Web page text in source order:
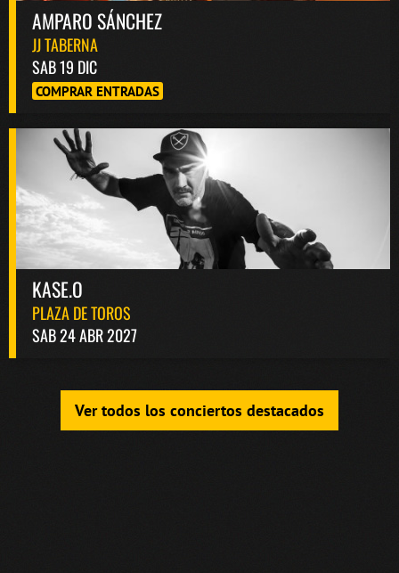
AMPARO SÁNCHEZ
JJ TABERNA
SAB 19 DIC
COMPRAR ENTRADAS
KASE.O
PLAZA DE TOROS
SAB 24 ABR 2027
Ver todos los conciertos destacados